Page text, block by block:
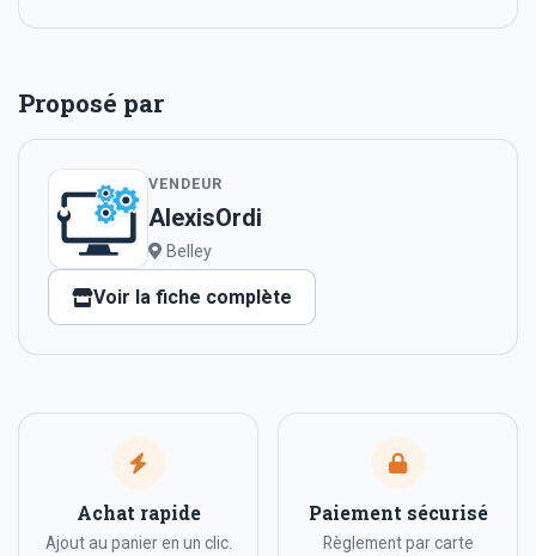
Proposé par
VENDEUR
AlexisOrdi
Belley
Voir la fiche complète
Achat rapide
Ajout au panier en un clic.
Paiement sécurisé
Règlement par carte